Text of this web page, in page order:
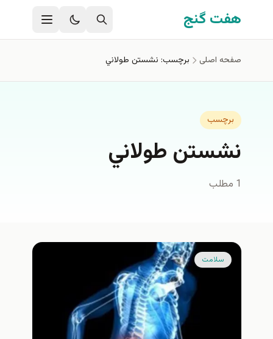
رفتن به محتوای اصلی
هفت گنج
صفحه اصلی برچسب: نشستن طولاني
برچسب
نشستن طولاني
1 مطلب
سلامت